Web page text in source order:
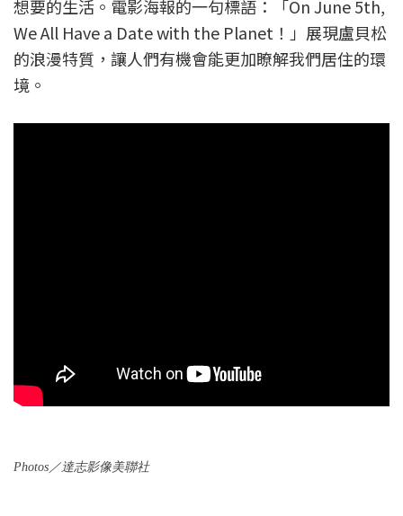
想要的生活。電影海報的一句標語：「On June 5th,
We All Have a Date with the Planet！」展現盧貝松
的浪漫特質，讓人們有機會能更加瞭解我們居住的環
境。
Photos／達志影像美聯社